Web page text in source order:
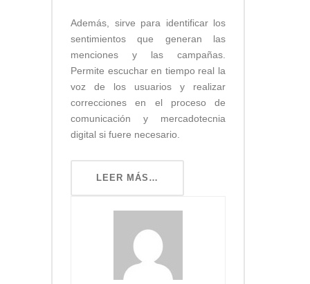
Además, sirve para identificar los
sentimientos que generan las
menciones y las campañas.
Permite escuchar en tiempo real la
voz de los usuarios y realizar
correcciones en el proceso de
comunicación y mercadotecnia
digital si fuere necesario.
LEER MÁS…